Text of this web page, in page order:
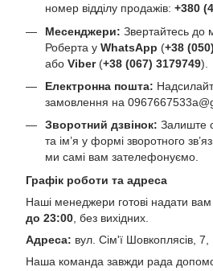
номер відділу продажів: +380
Месенджери: Звертайтесь до
Роберта у WhatsApp (+38
або Viber(+38 (067) 3179749).
Електронна пошта:
замовлення на
Зворотний дзвінок: Залиште
та ім’я у формі зворотного
ми самі вам зателефонуємо.
Графік роботи та адреса
Наші менеджери готові надати вам
до 23:00 , без вихідних.
Адреса: вул. Сім'ї Шовкоплясів, 7,
Наша команда завжди рада